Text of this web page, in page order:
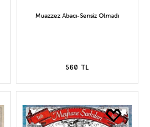
Muazzez Abacı-Sensiz Olmadı
560 TL